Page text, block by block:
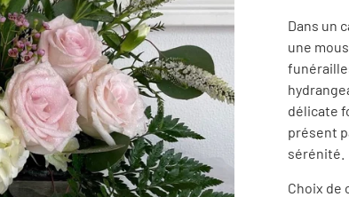
Dans un
une
délicate
présent
sérénité.
Choix de